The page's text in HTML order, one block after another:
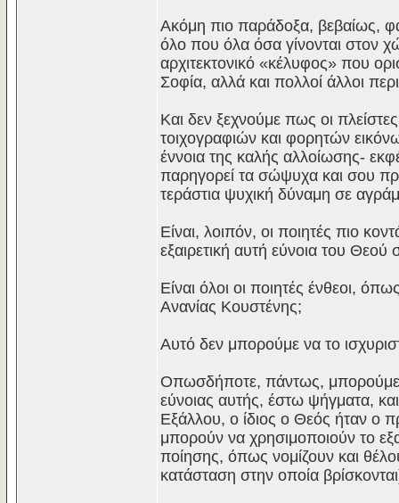
Ακόμη πιο παράδοξα, βεβαίως,
όλο που όλα όσα γίνονται στον
αρχιτεκτονικό «κέλυφος» που
Σοφία, αλλά και πολλοί άλλοι
Και δεν ξεχνούμε πως οι
τοιχογραφιών και φορητών
έννοια της καλής αλλοίωσης-
παρηγορεί τα σώψυχα και σου
τεράστια ψυχική δύναμη σε
Είναι, λοιπόν, οι ποιητές πιο
εξαιρετική αυτή εύνοια του Θεού
Είναι όλοι οι ποιητές ένθεοι,
Ανανίας Κουστένης;
Αυτό δεν μπορούμε να το
Οπωσδήποτε, πάντως, μπορούμε
εύνοιας αυτής, έστω ψήγματα,
Εξάλλου, ο ίδιος ο Θεός ήταν ο
μπορούν να χρησιμοποιούν το
ποίησης, όπως νομίζουν και
κατάσταση στην οποία